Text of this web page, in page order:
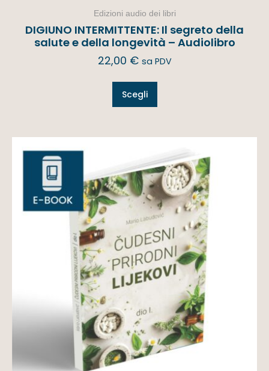
Edizioni audio dei libri
DIGIUNO INTERMITTENTE: Il segreto della
salute e della longevità – Audiolibro
22,00 € sa PDV
Scegli